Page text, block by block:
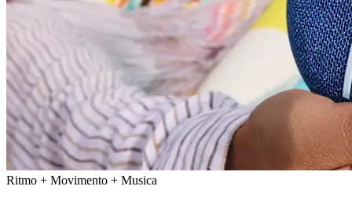
Ritmo + Movimento + Musica